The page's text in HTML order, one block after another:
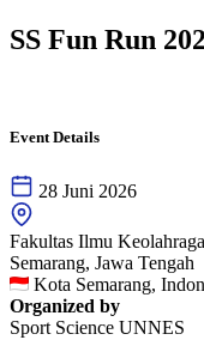
SS Fun Run
Event Details
28 Juni 2026
Fakultas Ilmu
Semarang, Jawa Tengah
Kota Semarang,
Organized by
Sport Science UNNES